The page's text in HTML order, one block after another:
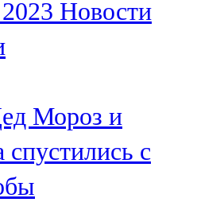
Новости
Мороз и
спустились с